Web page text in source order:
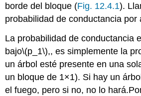
borde del bloque (Fig. 12.4.1).
probabilidad de conductancia por
La probabilidad de conductancia
bajo\(p_1\),, es simplemente la
un árbol esté presente en una
un bloque de 1×1). Si hay un
el fuego, pero si no, no lo